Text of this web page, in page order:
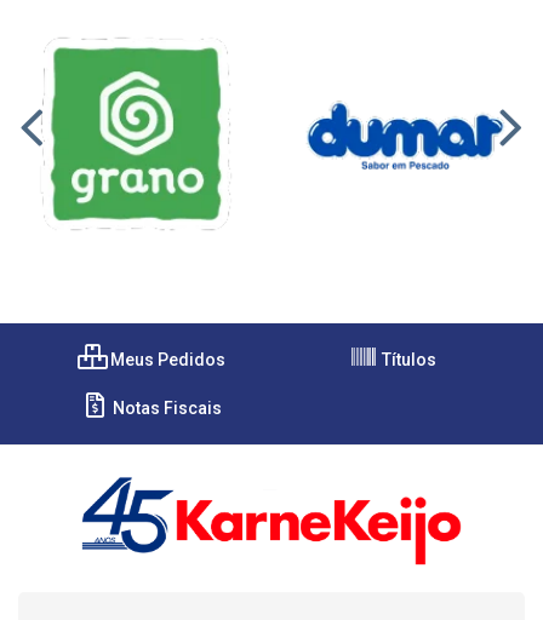
Meus Pedidos Títulos
Notas Fiscais